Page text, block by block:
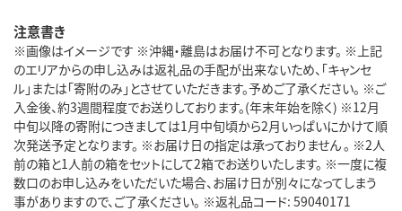
注意書き
※画像はイメージです ※沖縄・離島はお届け不可となります。 ※上記
のエリアからの申し込みは返礼品の手配が出来ないため、「キャンセ
ル」または「寄附のみ」とさせていただきます。予めご了承ください。 ※ご
入金後、約3週間程度でお送りしております。(年末年始を除く) ※12月
中旬以降の寄附につきましては1月中旬頃から2月いっぱいにかけて順
次発送予定となります。 ※お届け日の指定は承っておりません 。 ※2人
前の箱と1人前の箱をセットにして2箱でお送りいたします。 ※一度に複
数口のお申し込みをいただいた場合、お届け日が別々になってしまう
事がありますので、ご了承ください。 ※返礼品コード: 59040171